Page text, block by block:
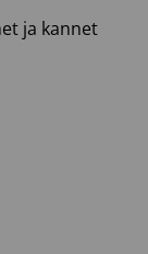
ja kannet